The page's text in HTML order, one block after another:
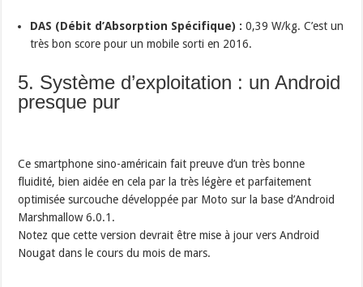
DAS (Débit d’Absorption Spécifique) : 0,39 W/kg. C’est un
très bon score pour un mobile sorti en 2016.
5. Système d’exploitation : un Android
presque pur
Ce smartphone sino-américain fait preuve d’un très bonne
fluidité, bien aidée en cela par la très légère et parfaitement
optimisée surcouche développée par Moto sur la base d’Android
Marshmallow 6.0.1.
Notez que cette version devrait être mise à jour vers Android
Nougat dans le cours du mois de mars.